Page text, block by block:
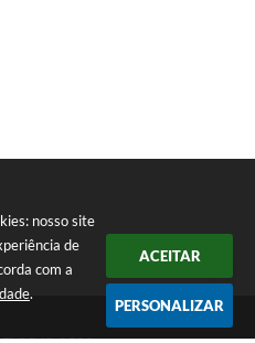
nosso site
de
com a
.
ACEITAR
PERSONALIZAR